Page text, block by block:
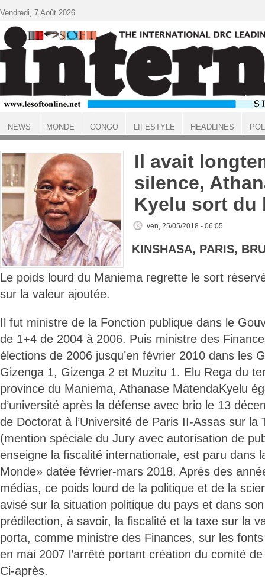
ACCUEIL
Il avait
silence,
Kyelu sort du
ven, 25/05/2018 - 06:05
KINSHASA, PARIS,
Le poids lourd du Maniema regrette le sort
sur la valeur ajoutée.
Il fut ministre de la Fonction publique dans le
de 1+4 de 2004 à 2006. Puis ministre des
élections de 2006 jusqu’en février 2010 dans les
Gizenga 1, Gizenga 2 et Muzitu 1. Elu Rega du
province du Maniema, Athanase MatendaKyelu
d’université après la défense avec brio le 13
de Doctorat à l’Université de Paris II-Assas sur la
(mention spéciale du Jury avec autorisation de
enseigne la fiscalité internationale, est paru dans
Monde» datée février-mars 2018. Après des
médias, ce poids lourd de la politique et de la
avisé sur la situation politique du pays et dans
prédilection, à savoir, la fiscalité et la taxe sur la
porta, comme ministre des Finances, sur les
en mai 2007 l’arrêté portant création du comité
Ci-après.
Vendredi, 7 Août 2026
NEWS MONDE CONGO LIFESTYLE HEADLINES